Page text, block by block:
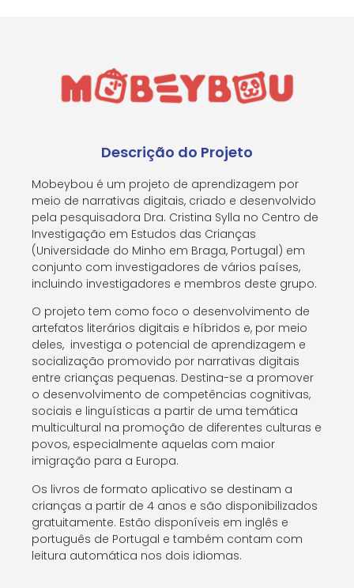
Descrição do Projeto
Mobeybou é um projeto de aprendizagem por
meio de narrativas digitais, criado e desenvolvido
pela pesquisadora Dra. Cristina Sylla no Centro de
Investigação em Estudos das Crianças
(Universidade do Minho em Braga, Portugal) em
conjunto com investigadores de vários países,
incluindo investigadores e membros deste grupo.
O projeto tem como foco o desenvolvimento de
artefatos literários digitais e híbridos e, por meio
deles, investiga o potencial de aprendizagem e
socialização promovido por narrativas digitais
entre crianças pequenas. Destina-se a promover
o desenvolvimento de competências cognitivas,
sociais e linguísticas a partir de uma temática
multicultural na promoção de diferentes culturas e
povos, especialmente aquelas com maior
imigração para a Europa.
Os livros de formato aplicativo se destinam a
crianças a partir de 4 anos e são disponibilizados
gratuitamente. Estão disponíveis em inglês e
português de Portugal e também contam com
leitura automática nos dois idiomas.